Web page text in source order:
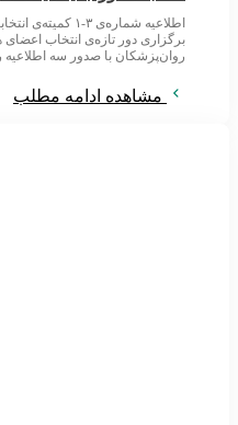
برگزاری دور تازه‌ی انتخاب
روان‌پزشکان با صدور سه اطلاعیه
مشاهده ادامه مطلب